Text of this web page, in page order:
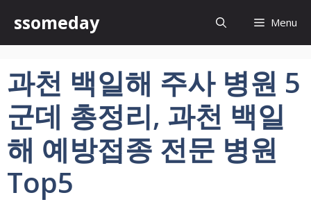
츠
건
너
뛰
ssomeday Menu
과천 백일해 주사 병원 5
군데 총정리, 과천 백일
해 예방접종 전문 병원
Top5